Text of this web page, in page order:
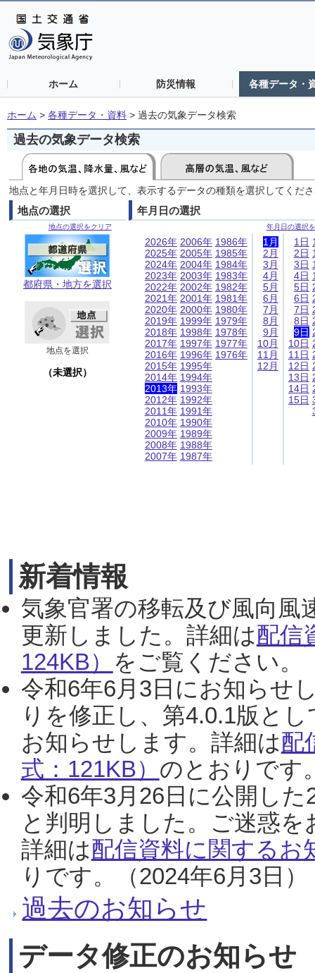
ホーム 防災情報 各種データ・
ホーム > 各種データ・資料 > 過去の気象データ検索
過去の気象データ検索
地点と年月日時を選択して、表示するデータの種類を選択してくだ
地点の選択
地点の選択をクリア
都府県・地方を選択
地点を選択
（未選択）
年月日の選択
年月日の選択
2026年
2025年
2024年
2023年
2022年
2021年
2020年
2019年
2018年
2017年
2016年
2015年
2014年
2013年
2012年
2011年
2010年
2009年
2008年
2007年
2006年
2005年
2004年
2003年
2002年
2001年
2000年
1999年
1998年
1997年
1996年
1995年
1994年
1993年
1992年
1991年
1990年
1989年
1988年
1987年
1986年
1985年
1984年
1983年
1982年
1981年
1980年
1979年
1978年
1977年
1976年
1月
2月
3月
4月
5月
6月
7月
8月
9月
10月
11月
12月
1日
2日
3日
4日
5日
6日
7日
8日
9日
10日
11日
12日
13日
14日
15日
新着情報
気象官署の移転及び風向風
更新しました。詳細は配信
124KB） をご覧ください。
令和6年6月3日にお知らせ
りを修正し、第4.0.1版と
お知らせします。詳細は配
式：121KB） のとおりです
令和6年3月26日に公開し
と判明しました。ご迷惑
詳細は配信資料に関するお
りです。（2024年6月3日）
過去のお知らせ
データ修正のお知らせ